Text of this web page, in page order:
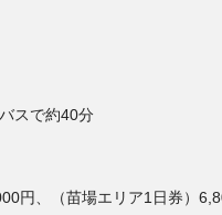
スで約40分
円、（苗場エリア1日券）